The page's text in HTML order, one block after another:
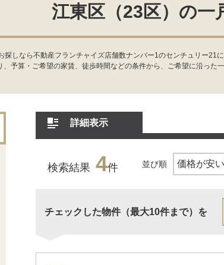
江東区（23区）の一
探しなら不動産フランチャイズ店舗数ナンバー1のセンチュリー
予算・ご希望の家賃、徒歩時間などの条件から、ご希望に沿っ
詳細表示
検索結果 4件 並び順
チェックした物件（最大10件まで）を